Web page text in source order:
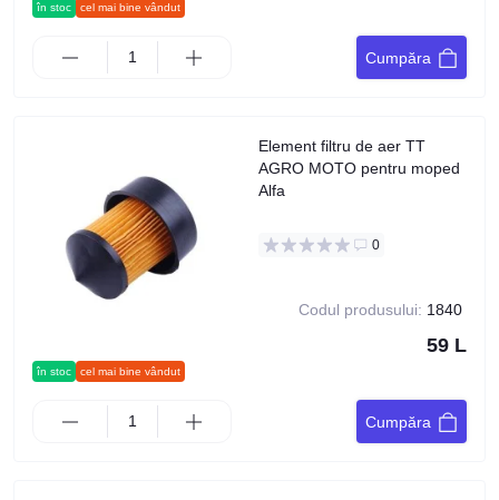
în stoc cel mai bine vândut
Cumpăra
în stoc cel mai bine vândut
Element filtru de aer TT
AGRO MOTO pentru moped
Alfa
0
Codul produsului: 1840
59 L
Cumpăra